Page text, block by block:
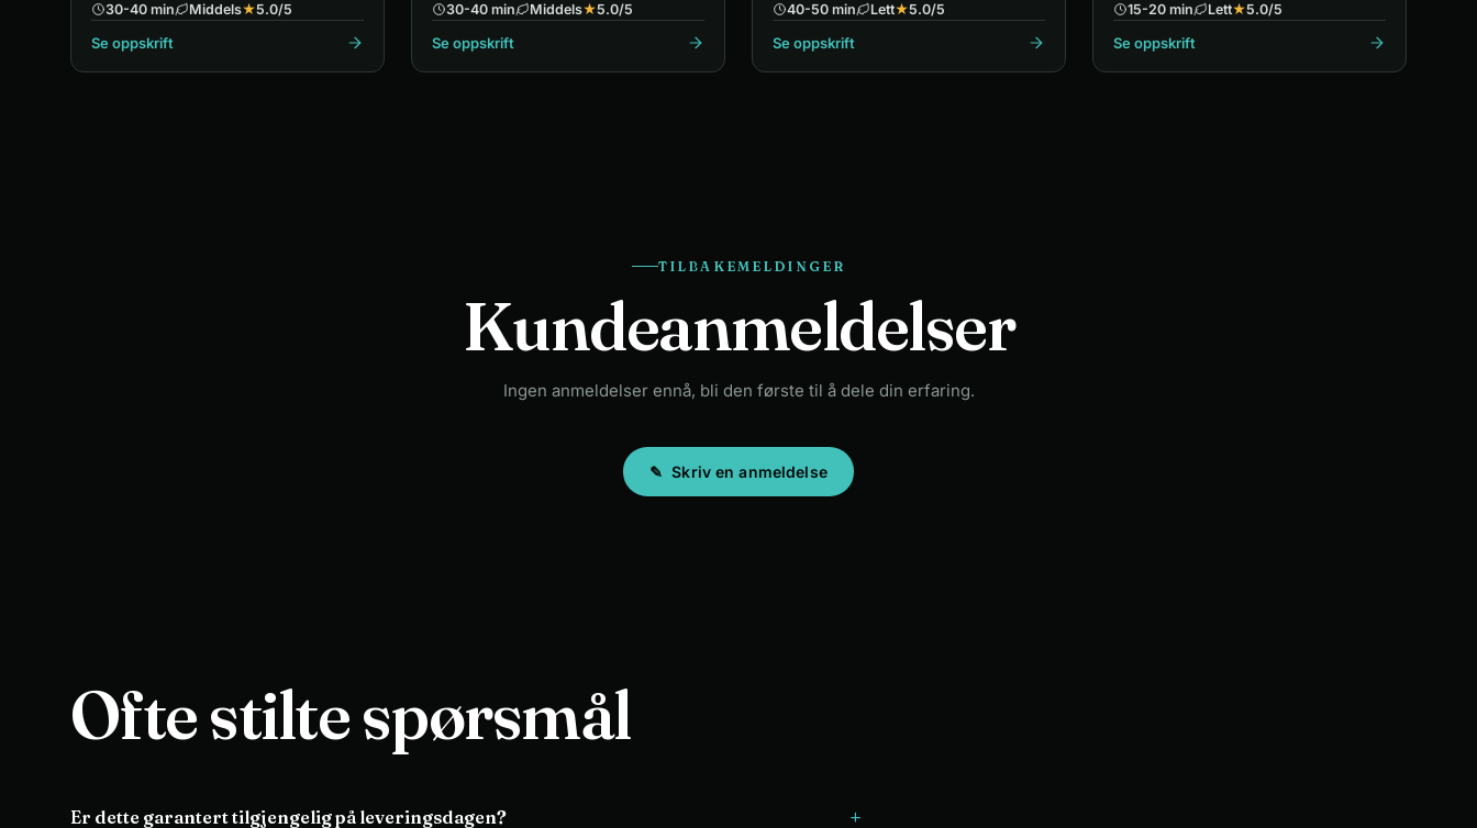
30-40 min Middels★5.0/5
Se oppskrift
30-40 min Middels★5.0/5
Se oppskrift
40-50 min Lett★5.0/5
Se oppskrift
15-20 min Lett★5.0/5
Se oppskrift
TILBAKEMELDINGER
Kundeanmeldelser
Ingen anmeldelser ennå, bli den første til å dele din erfaring.
✎ Skriv en anmeldelse
Ofte stilte spørsmål
Er dette garantert tilgjengelig på leveringsdagen? +